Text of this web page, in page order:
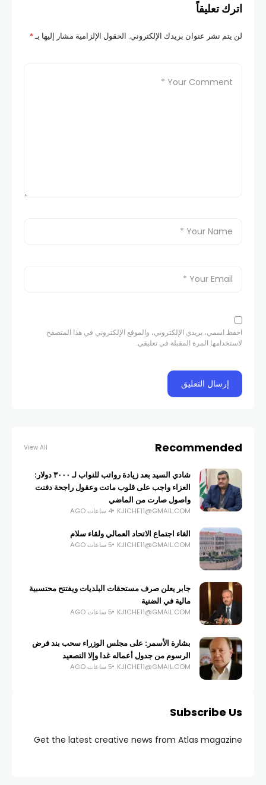
اترك تعليقاً
لن يتم نشر عنوان بريدك الإلكتروني. الحقول الإلزامية مشار إليها بـ*
احفظ اسمي، بريدي الإلكتروني، والموقع الإلكتروني في هذا المتصفح
لاستخدامها المرة المقبلة في تعليقي.
Recommended
View All
شادي السيد بعد زيادة رواتب للنواب لـ ٣٠٠٠ دولار:
العزاء واجب على قلوب ماتت وعقول راجحة دفنت
واصول صارت من الماضي
KJICHE11@GMAIL.COM 4 ساعات AGO
الغاء اجتماع الاتحاد العمالي ولقاء سلام
KJICHE11@GMAIL.COM 5 ساعات AGO
جابر يعلن صرف مستحقات البلديات ويفتتح محتسبية
مالية في الضنية
KJICHE11@GMAIL.COM 5 ساعات AGO
بشارة الأسمر: على مجلس الوزراء سحب بند فرض
الرسوم من جدول أعماله غدا وإلا التصعيد
KJICHE11@GMAIL.COM 5 ساعات AGO
Subscribe Us
Get the latest creative news from Atlas magazine